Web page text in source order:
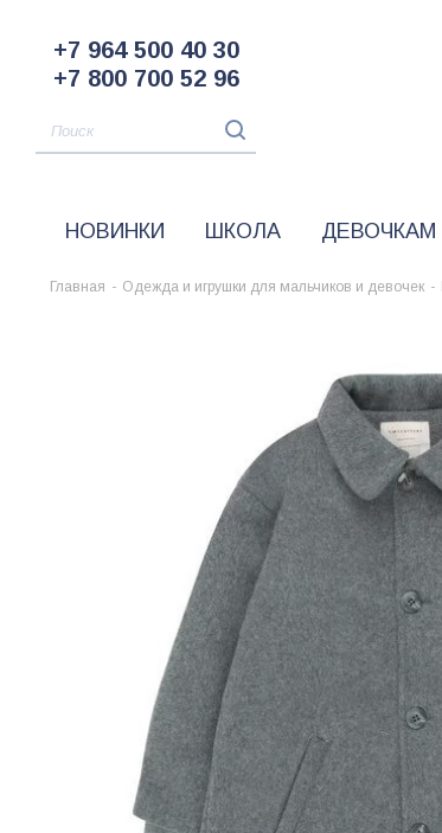
+7 964 500 40 30
+7 800 700 52 96
НОВИНКИ ШКОЛА ДЕВОЧКАМ
Главная - Одежда и игрушки для мальчиков и девочек -